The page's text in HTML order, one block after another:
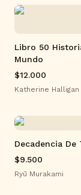
Libro 50
Mundo
$12.000
Katherine Halligan
Decadencia De
$9.500
Ryū Murakami